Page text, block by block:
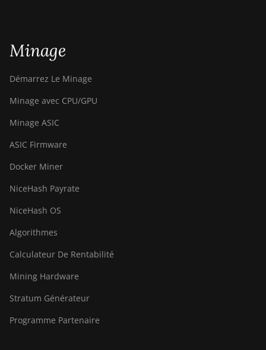
Minage
Démarrez Le Minage
Minage avec CPU/GPU
Minage ASIC
ASIC Firmware
Docker Miner
NiceHash Payrate
NiceHash OS
Algorithmes
Calculateur De Rentabilité
Mining Hardware
Stratum Générateur
Programme Partenaire